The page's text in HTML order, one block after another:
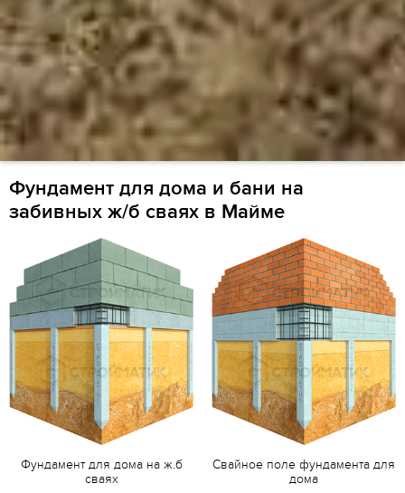
Фундамент для дома и бани на
забивных ж/б сваях в Майме
Фундамент для дома на ж.б
сваях
Свайное поле фундамента для
дома